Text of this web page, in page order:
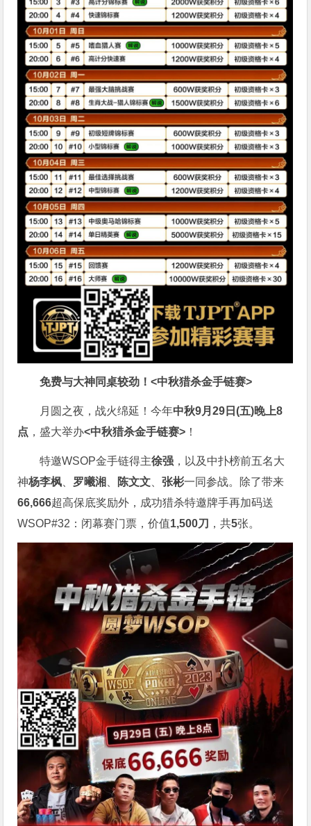
免费与大神同桌较劲！<中秋猎杀金手链赛>
月圆之夜，战火绵延！今年中秋9月29日(五)晚上8
点 ，盛大举办<中秋猎杀金手链赛> ！
特邀WSOP金手链得主徐强 ，以及中扑榜前五名大
神杨李枫 罗曦湘 陈文文 、张彬一同参战。除了带来
66,666超高保底奖励外，成功猎杀特邀牌手再加码送
WSOP#32：闭幕赛门票，价值1,500刀 ，共5张。